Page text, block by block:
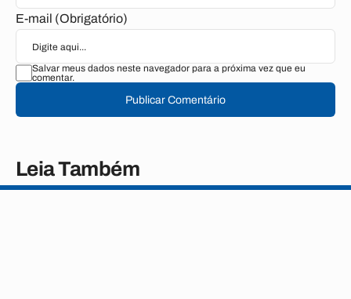
E-mail (Obrigatório)
Salvar meus dados neste navegador para a próxima vez que eu
comentar.
Publicar Comentário
Leia Também